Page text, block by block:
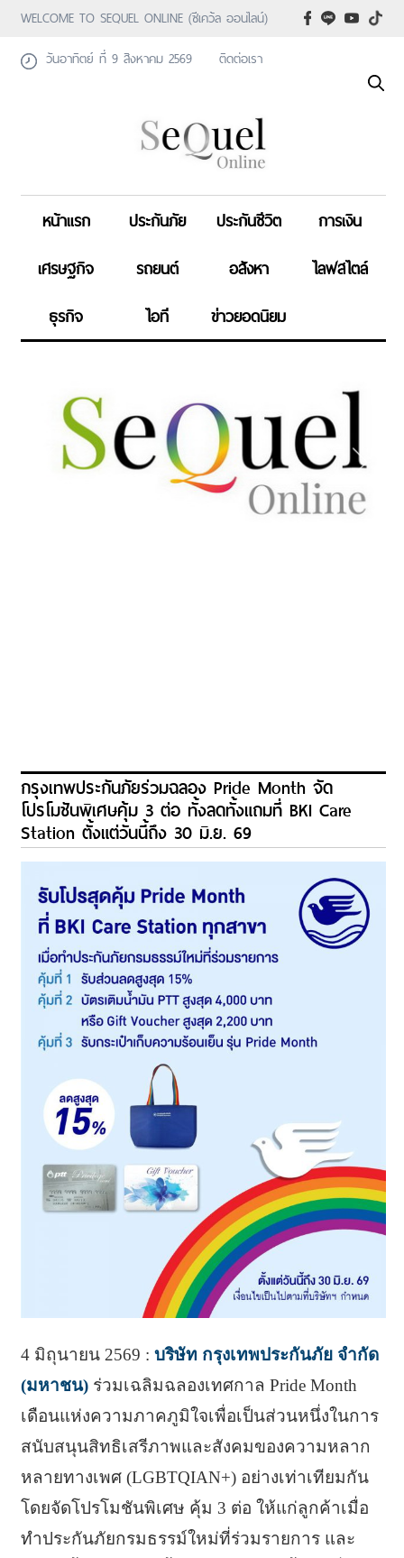
WELCOME TO SEQUEL ONLINE (ซีเคว้ล ออนไลน์)
วันอาทิตย์ ที่ 9 สิงหาคม 2569
ติดต่อเรา
หน้าแรก ประกันภัย ประกันชีวิต
การเงิน
เศรษฐกิจ
รถยนต์ อสังหา
ไลฟสไตล์
ธุรกิจ
ไอที ข่าวยอดนิยม
กรุงเทพประกันภัยร่วมฉลอง Pride Month จัด
โปรโมชันพิเศษคุ้ม 3 ต่อ ทั้งลดทั้งแถมที่ BKI Care
Station ตั้งแต่วันนี้ถึง 30 มิ.ย. 69
4 มิถุนายน 2569 : บริษัท กรุงเทพประกันภัย จำกัด
(มหาชน)ร่วมเฉลิมฉลองเทศกาล Pride Month
เดือนแห่งความภาคภูมิใจเพื่อเป็นส่วนหนึ่งในการ
สนับสนุนสิทธิเสรีภาพและสังคมของความหลาก
หลายทางเพศ (LGBTQIAN+) อย่างเท่าเทียมกัน
โดยจัดโปรโมชันพิเศษ คุ้ม 3 ต่อ ให้แก่ลูกค้าเมื่อ
ทำประกันภัยกรมธรรม์ใหม่ที่ร่วมรายการ และ